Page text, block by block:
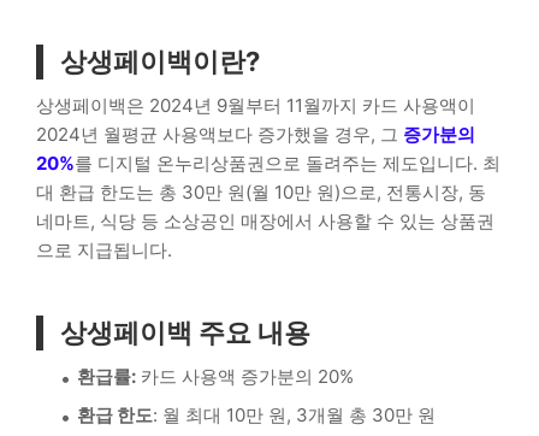
상생페이백이란?
상생페이백은 2024년 9월부터 11월까지 카드 사용액이
2024년 월평균 사용액보다 증가했을 경우, 그 증가분의
20%를 디지털 온누리상품권으로 돌려주는 제도입니다. 최
대 환급 한도는 총 30만 원(월 10만 원)으로, 전통시장, 동
네마트, 식당 등 소상공인 매장에서 사용할 수 있는 상품권
으로 지급됩니다.
상생페이백 주요 내용
환급률: 카드 사용액 증가분의 20%
환급 한도: 월 최대 10만 원, 3개월 총 30만 원